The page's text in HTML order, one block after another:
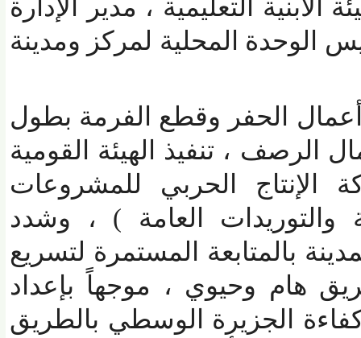
التعليمية ، مدير الإدارة
الوحدة المحلية لمركز ومدينة
الحفر وقطع الفرمة بطول
، تنفيذ الهيئة القومية
الحربي للمشروعات
العامة ) ، وشدد
بالمتابعة المستمرة لتسريع
هام وحيوي ، موجهاً بإعداد
الجزيرة الوسطي بالطريق